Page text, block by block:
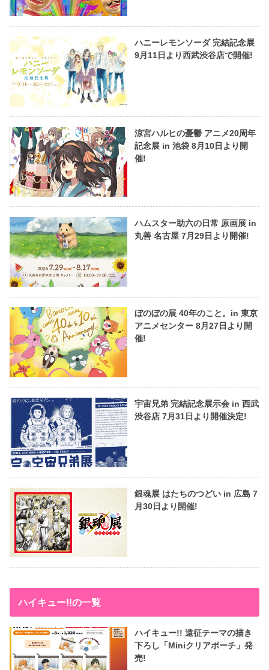
ハニーレモンソーダ 完結記念展
9月11日より西武渋谷店で開催!
涼宮ハルヒの憂鬱 アニメ20周年
記念展 in 池袋 8月10日より開
催!
ハムスター助六の日常 原画展 in
丸善 名古屋 7月29日より開催!
ぼのぼの展 40年のこと。in 東京
アニメセンター 8月27日より開
催!
宇宙兄弟 完結記念展示会 in 西武
渋谷店 7月31日より開催決定!
銀魂展 はたちのつどい in 広島 7
月30日より開催!
ハイキュー!!の一覧
ハイキュー!! 遠征テーマの描き
下ろし「Miniクリアポーチ」発
売!